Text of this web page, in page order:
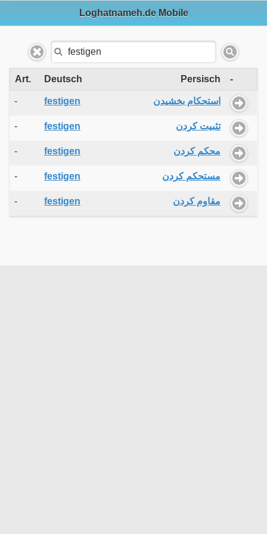
Loghatnameh.de Mobile
Art. Deutsch Persisch -
- festigen استحکام بخشیدن
- festigen تثبیت کردن
- festigen محکم کردن
- festigen مستحکم کردن
- festigen مقاوم کردن